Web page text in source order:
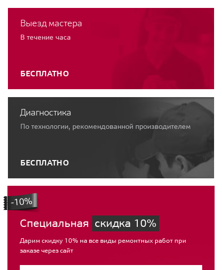
Выезд мастера
В течение часа
БЕСПЛАТНО
Диагностика
По технологии, рекомендованной производителем
БЕСПЛАТНО
Специальная скидка 10%
Дарим скидку 10% на все виды ремонтных работ при
заказе через сайт